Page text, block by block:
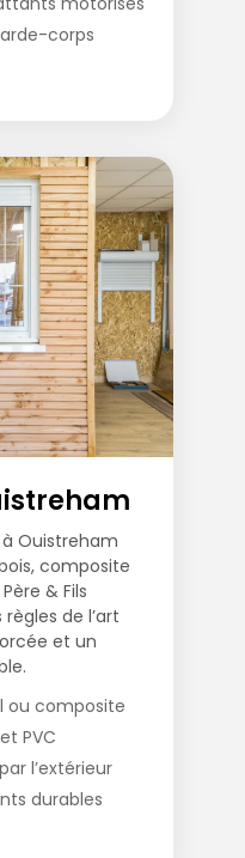
corps
Ouistreham
composite
& Fils
de l’art
et un
ou composite
PVC
l’extérieur
durables